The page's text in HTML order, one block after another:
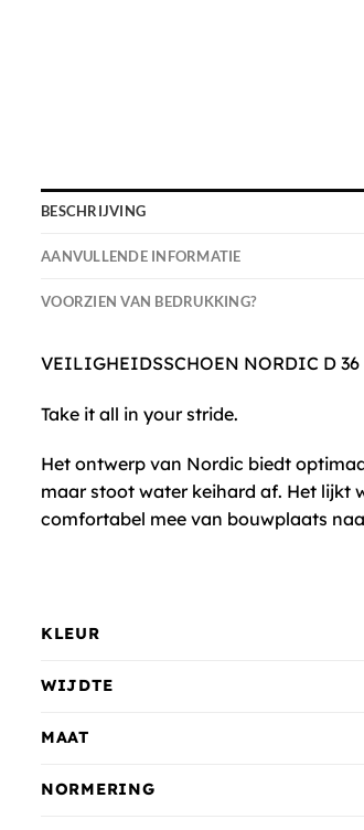
BESCHRIJVING
AANVULLENDE INFORMATIE
VOORZIEN VAN BEDRUKKING?
VEILIGHEIDSSCHOEN NORDIC D
Take it all in your stride.
Het ontwerp van Nordic biedt
maar stoot water keihard af. Het lijkt
comfortabel mee van bouwplaats
KLEUR
WIJDTE
MAAT
NORMERING